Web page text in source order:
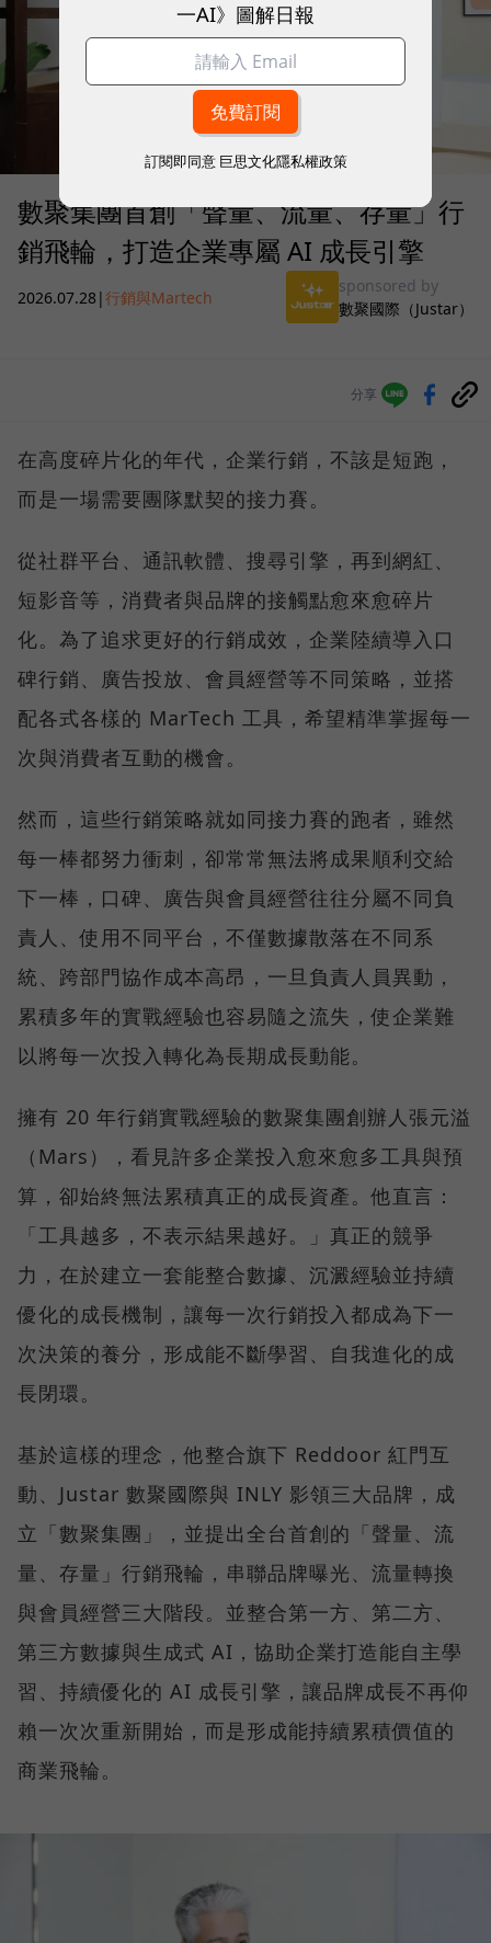
數聚集團首創「聲量、流量、存量」行
銷飛輪，打造企業專屬 AI 成長引擎
2026.07.28|行銷與Martech
sponsored by
數聚國際（Justar）
分享
在高度碎片化的年代，企業行銷，不該是短跑，
而是一場需要團隊默契的接力賽。
從社群平台、通訊軟體、搜尋引擎，再到網紅、
短影音等，消費者與品牌的接觸點愈來愈碎片
化。為了追求更好的行銷成效，企業陸續導入口
碑行銷、廣告投放、會員經營等不同策略，並搭
配各式各樣的 MarTech 工具，希望精準掌握每一
次與消費者互動的機會。
然而，這些行銷策略就如同接力賽的跑者，雖然
每一棒都努力衝刺，卻常常無法將成果順利交給
下一棒，口碑、廣告與會員經營往往分屬不同負
責人、使用不同平台，不僅數據散落在不同系
統、跨部門協作成本高昂，一旦負責人員異動，
累積多年的實戰經驗也容易隨之流失，使企業難
以將每一次投入轉化為長期成長動能。
擁有 20 年行銷實戰經驗的數聚集團創辦人張元溢
（Mars），看見許多企業投入愈來愈多工具與預
算，卻始終無法累積真正的成長資產。他直言：
「工具越多，不表示結果越好。」真正的競爭
力，在於建立一套能整合數據、沉澱經驗並持續
優化的成長機制，讓每一次行銷投入都成為下一
次決策的養分，形成能不斷學習、自我進化的成
長閉環。
基於這樣的理念，他整合旗下 Reddoor 紅門互
動、Justar 數聚國際與 INLY 影領三大品牌，成
立「數聚集團」，並提出全台首創的「聲量、流
量、存量」行銷飛輪，串聯品牌曝光、流量轉換
與會員經營三大階段。並整合第一方、第二方、
第三方數據與生成式 AI，協助企業打造能自主學
習、持續優化的 AI 成長引擎，讓品牌成長不再仰
賴一次次重新開始，而是形成能持續累積價值的
商業飛輪。
一AI》圖解日報
訂閱即同意 巨思文化隱私權政策